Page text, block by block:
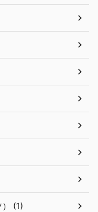
(1)